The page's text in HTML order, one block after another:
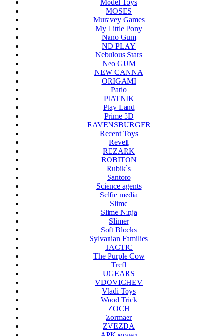
Model Toys
MOSES
Muravey Games
My Little Pony
Nano Gum
ND PLAY
Nebulous Stars
Neo GUM
NEW CANNA
ORIGAMI
Patio
PIATNIK
Play Land
Prime 3D
RAVENSBURGER
Recent Toys
Revell
REZARK
ROBITON
Rubik`s
Santoro
Science agents
Selfie media
Slime
Slime Ninja
Slimer
Soft Blocks
Sylvanian Families
TACTIC
The Purple Cow
Trefl
UGEARS
VDOVICHEV
Vladi Toys
Wood Trick
ZOCH
Zormaer
ZVEZDA